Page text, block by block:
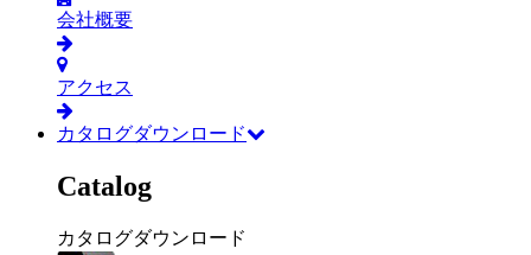
会社概要
アクセス
カタログダウンロード
Catalog
カタログダウンロード